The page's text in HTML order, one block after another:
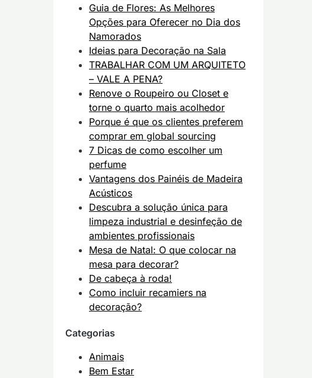
Guia de Flores: As Melhores
Opções para Oferecer no Dia dos
Namorados
Ideias para Decoração na Sala
TRABALHAR COM UM ARQUITETO
– VALE A PENA?
Renove o Roupeiro ou Closet e
torne o quarto mais acolhedor
Porque é que os clientes preferem
comprar em global sourcing
7 Dicas de como escolher um
perfume
Vantagens dos Painéis de Madeira
Acústicos
Descubra a solução única para
limpeza industrial e desinfeção de
ambientes profissionais
Mesa de Natal: O que colocar na
mesa para decorar?
De cabeça à roda!
Como incluir recamiers na
decoração?
Categorias
Animais
Bem Estar